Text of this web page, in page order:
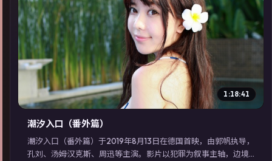
▶
1:18:41
潮汐入口（番外篇）
潮汐入口（番外篇）于2019年8月13日在德国首映，由郭帆执导，
孔刘、汤姆·汉克斯、周迅等主演。影片以犯罪为叙事主轴，边境